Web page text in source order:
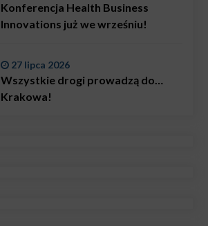
Konferencja Health Business
Innovations już we wrześniu!
27 lipca 2026
Wszystkie drogi prowadzą do…
Krakowa!